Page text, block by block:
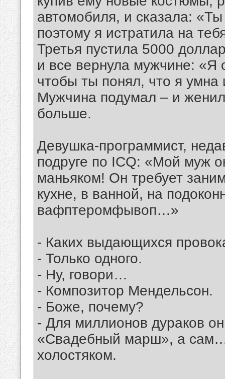
автомобиля, и сказала:
поэтому я истратила на
Третья пустила 5000
и все вернула мужчине: «Я
чтобы ты понял, что я умна
Мужчина подумал – и
больше.
Девушка-пpогpаммист,
подруге по ICQ: «Мой муж
маньяком! Он тpебует
кухне, в ванной, на
вафптеpомфывоп…»
- Каких выдающихся
- Только одного.
- Ну, говори…
- Композитор Мендельсон.
- Боже, почему?
- Для миллионов дураков
«Свадебный марш», а
холостяком.